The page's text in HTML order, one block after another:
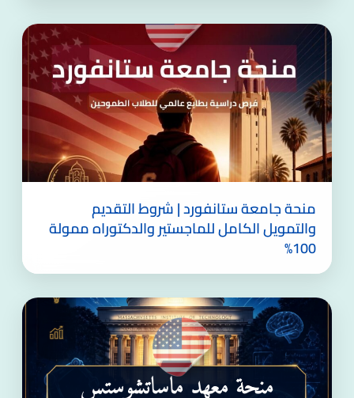
منحة جامعة ستانفورد | شروط التقديم
والتمويل الكامل للماجستير والدكتوراه ممولة
100%